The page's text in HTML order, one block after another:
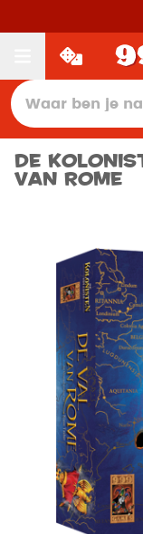
De
van Rome